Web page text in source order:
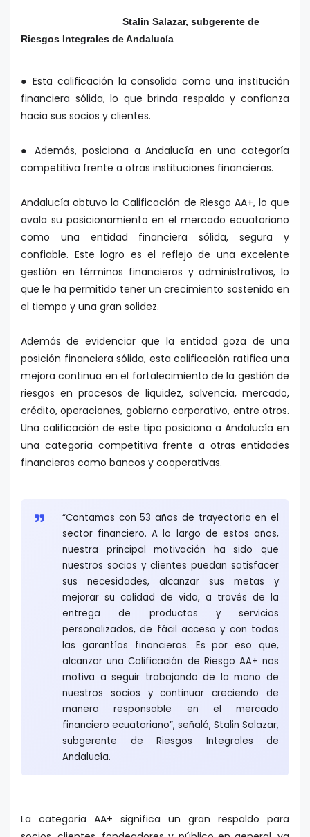
Stalin Salazar, subgerente de
Riesgos Integrales de Andalucía
● Esta calificación la consolida como una institución
financiera sólida, lo que brinda respaldo y confianza
hacia sus socios y clientes.
● Además, posiciona a Andalucía en una categoría
competitiva frente a otras instituciones financieras.
Andalucía obtuvo la Calificación de Riesgo AA+, lo que
avala su posicionamiento en el mercado ecuatoriano
como una entidad financiera sólida, segura y
confiable. Este logro es el reflejo de una excelente
gestión en términos financieros y administrativos, lo
que le ha permitido tener un crecimiento sostenido en
el tiempo y una gran solidez.
Además de evidenciar que la entidad goza de una
posición financiera sólida, esta calificación ratifica una
mejora continua en el fortalecimiento de la gestión de
riesgos en procesos de liquidez, solvencia, mercado,
crédito, operaciones, gobierno corporativo, entre otros.
Una calificación de este tipo posiciona a Andalucía en
una categoría competitiva frente a otras entidades
financieras como bancos y cooperativas.
“Contamos con 53 años de trayectoria en el
sector financiero. A lo largo de estos años,
nuestra principal motivación ha sido que
nuestros socios y clientes puedan satisfacer
sus necesidades, alcanzar sus metas y
mejorar su calidad de vida, a través de la
entrega de productos y servicios
personalizados, de fácil acceso y con todas
las garantías financieras. Es por eso que,
alcanzar una Calificación de Riesgo AA+ nos
motiva a seguir trabajando de la mano de
nuestros socios y continuar creciendo de
manera responsable en el mercado
financiero ecuatoriano”, señaló, Stalin Salazar,
subgerente de Riesgos Integrales de
Andalucía.
La categoría AA+ significa un gran respaldo para